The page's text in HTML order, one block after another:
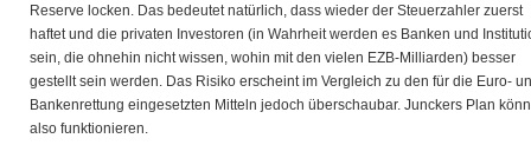
Reserve locken. Das bedeutet natürlich, dass wieder der Steuerzahler zuerst
haftet und die privaten Investoren (in Wahrheit werden es Banken und
sein, die ohnehin nicht wissen, wohin mit den vielen EZB-Milliarden) besser
gestellt sein werden. Das Risiko erscheint im Vergleich zu den für die Euro-
Bankenrettung eingesetzten Mitteln jedoch überschaubar. Junckers Plan
also funktionieren.